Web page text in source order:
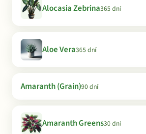
Alocasia Zebrina365 dní
Aloe Vera365 dní
Amaranth (Grain)90 dní
Amaranth Greens30 dní